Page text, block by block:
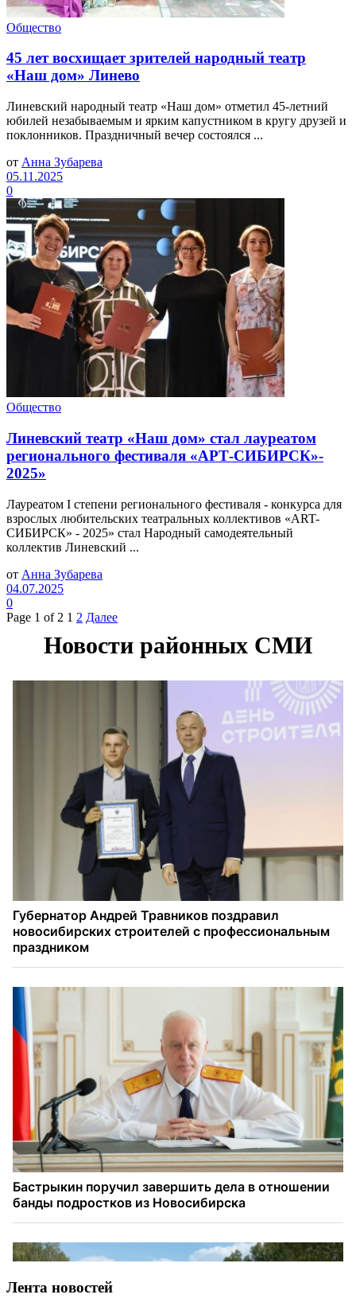
Общество
45 лет восхищает зрителей народный театр
«Наш дом» Линево
Линевский народный театр «Наш дом» отметил 45-летний
юбилей незабываемым и ярким капустником в кругу друзей и
поклонников. Праздничный вечер состоялся ...
от Анна Зубарева
05.11.2025
0
Общество
Линевский театр «Наш дом» стал лауреатом
регионального фестиваля «АРТ-СИБИРСК»-
2025»
Лауреатом I степени регионального фестиваля - конкурса для
взрослых любительских театральных коллективов «ART-
СИБИРСК» - 2025» стал Народный самодеятельный
коллектив Линевский ...
от Анна Зубарева
04.07.2025
0
Page 1 of 2 1 2 Далее
Лента новостей